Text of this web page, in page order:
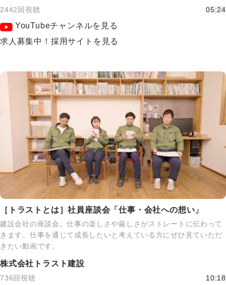
2442回視聴 05:24
YouTubeチャンネルを見る
求人募集中！採用サイトを見る
［トラストとは］社員座談会「仕事・会社への想い」
建設会社の座談会。仕事の楽しさや厳しさがストレートに伝わって
きます。仕事を通じて成長したいと考えている方にぜひ見ていただ
きたい動画です。
株式会社トラスト建設
736回視聴 10:18